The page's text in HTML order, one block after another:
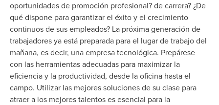
oportunidades de promoción profesional? de carrera? ¿De
qué dispone para garantizar el éxito y el crecimiento
continuos de sus empleados? La próxima generación de
trabajadores ya está preparada para el lugar de trabajo del
mañana, es decir, una empresa tecnológica. Prepárese
con las herramientas adecuadas para maximizar la
eficiencia y la productividad, desde la oficina hasta el
campo. Utilizar las mejores soluciones de su clase para
atraer a los mejores talentos es esencial para la